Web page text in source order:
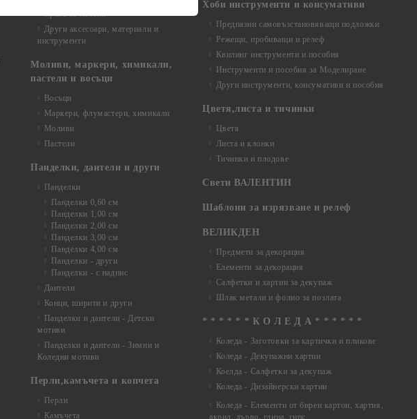
Крака за мебели
Други аксесоари, материали и
инструменти
Моливи, маркери, химикали,
пастели и восъци
Восъци
Маркери, флумастери, химикали
Моливи
Пастели
Панделки, дантели и други
Панделки
Панделки 0,60 см
Панделки 1,00 см
Панделки 2,00 см
Панделки 3,00 см
Панделки 4,00 см
Панделки - други
Панделки - с надпис
Дантели
Конци, ширити и други
Панделки и дантели - Детски
мотиви
Панделки и дантели - Зимни и
Коледни мотиви
Перли,камъчета и копчета
Перли
Камъчета
Хоби инструменти и консумативи
Предпазни самовъзстановяващи подложки
Режещи, пробиващи и релеф
Квилинг инструменти и пособия
Инструменти и пособия за Моделиране
Други инструменти, консумативи и пособия
Цветя,листа и тичинки
Цветя
Листа и клонки
Тичинки и плодове
Свети ВАЛЕНТИН
Шаблони за изрязване и релеф
ВЕЛИКДЕН
Предмети за декорация
Елементи за декорация
Салфетки и хартии за декупаж
Шлак метали и фолио за позлата
* * * * * * К О Л Е Д А * * * * * *
Коледа - Заготовки за картички и пликове
Коледа - Декупажни хартии
Коелда - Салфетки за декупаж
Коледа - Дизайнерски хартии
Коледа - Eлементи от бирен картон, хартия,
акрил, дърво, глина, гипс